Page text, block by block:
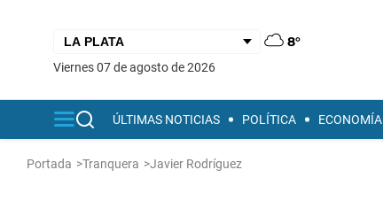
8°
viernes 07 de agosto de 2026
ÚLTIMAS NOTICIAS POLÍTICA ECONOMÍA
Portada >Tranquera >Javier Rodríguez